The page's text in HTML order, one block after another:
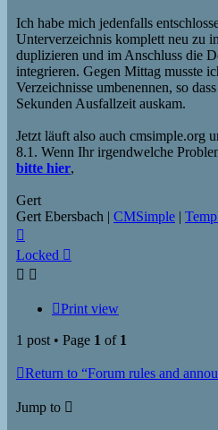
Ich habe mich jedenfalls
Unterverzeichnis komplett neu zu
duplizieren und im Anschluss die
integrieren. Gegen Mittag musste
Verzeichnisse umbenennen, so
Sekunden Ausfallzeit auskam.
Jetzt läuft also auch cmsimple.org
8.1. Wenn Ihr irgendwelche
bitte hier,
Gert
Gert Ebersbach | CMSimple |
Locked
Print view
1 post • Page 1 of 1
Return to “Forum rules and
Jump to